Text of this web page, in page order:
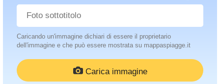
Caricando un'immagine dichiari di essere il proprietario
dell'immagine e che può essere mostrata su mappaspiagge.it
Carica immagine